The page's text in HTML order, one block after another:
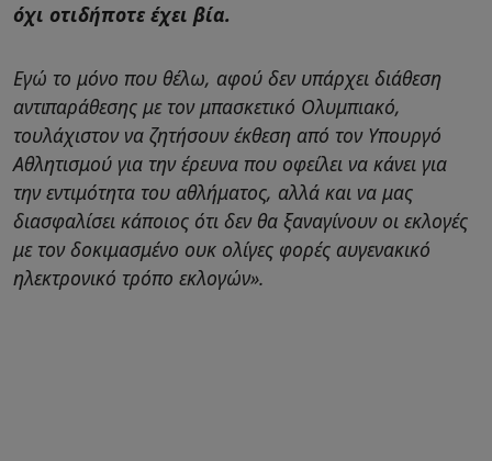
όχι οτιδήποτε έχει βία.
Εγώ το μόνο που θέλω, αφού δεν υπάρχει διάθεση
αντιπαράθεσης με τον μπασκετικό Ολυμπιακό,
τουλάχιστον να ζητήσουν έκθεση από τον Υπουργό
Αθλητισμού για την έρευνα που οφείλει να κάνει για
την εντιμότητα του αθλήματος, αλλά και να μας
διασφαλίσει κάποιος ότι δεν θα ξαναγίνουν οι εκλογές
με τον δοκιμασμένο ουκ ολίγες φορές αυγενακικό
ηλεκτρονικό τρόπο εκλογών».